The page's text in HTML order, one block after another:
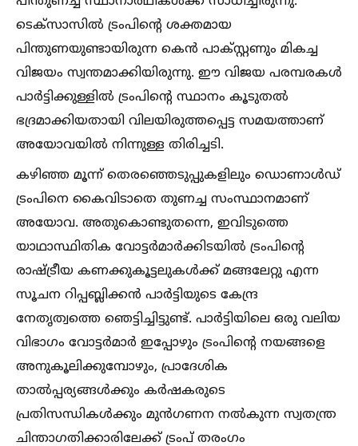
ടെക്സാസില്‍ ട്രംപിൻ്റെ ശക്തമായ
പിന്തുണയുണ്ടായിരുന്ന കെൻ പാക്സ്റ്റണും മികച്ച
വിജയം സ്വന്തമാക്കിയിരുന്നു. ഈ വിജയ പരമ്പരകള്‍
പാർട്ടിക്കുള്ളില്‍ ട്രംപിൻ്റെ സ്ഥാനം കൂടുതല്‍
ഭദ്രമാക്കിയതായി വിലയിരുത്തപ്പെട്ട സമയത്താണ്
അയോവയില്‍ നിന്നുള്ള തിരിച്ചടി.
കഴിഞ്ഞ മൂന്ന് തെരഞ്ഞെടുപ്പുകളിലും ഡൊണാള്‍ഡ്
ട്രംപിനെ കൈവിടാതെ തുണച്ച സംസ്ഥാനമാണ്
അയോവ. അതുകൊണ്ടുതന്നെ, ഇവിടുത്തെ
യാഥാസ്ഥിതിക വോട്ടർമാർക്കിടയില്‍ ട്രംപിൻ്റെ
രാഷ്ട്രീയ കണക്കുകൂട്ടലുകള്‍ക്ക് മങ്ങലേറ്റു എന്ന
സൂചന റിപ്പബ്ലിക്കൻ പാർട്ടിയുടെ കേന്ദ്ര
നേതൃത്വത്തെ ഞെട്ടിച്ചിട്ടുണ്ട്. പാർട്ടിയിലെ ഒരു വലിയ
വിഭാഗം വോട്ടർമാർ ഇപ്പോഴും ട്രംപിൻ്റെ നയങ്ങളെ
അനുകൂലിക്കുമ്പോഴും, പ്രാദേശിക
താല്‍പ്പര്യങ്ങള്‍ക്കും കർഷകരുടെ
പ്രതിസന്ധികള്‍ക്കും മുൻഗണന നല്‍കുന്ന സ്വതന്ത്ര
ചിന്താഗതിക്കാരിലേക്ക് ട്രംപ് തരംഗം